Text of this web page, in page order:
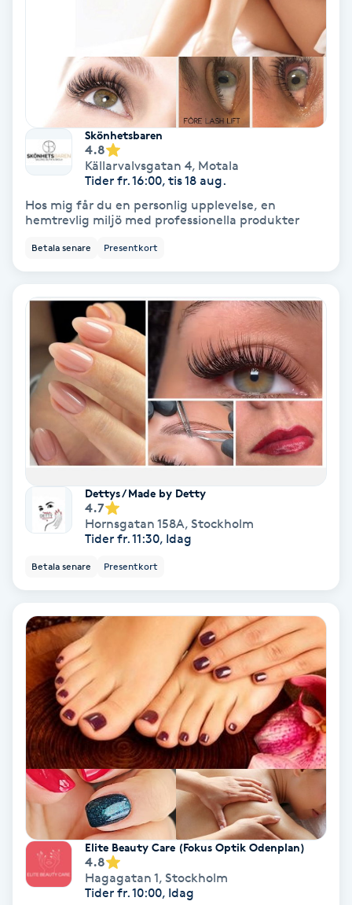
Nageltrång
Nagelvård
Naglar borttagning
Naglar reparation
Navelpiercing
NBE-massage
Ny frisyr
Olaplex
Olaplexbehandling
Ombre brows
Ombre naglar
Optiker
Ortobionomi
Ortopedi
Osteopati
Paraffinbehandling
Skönhetsbaren
4.8
Källarvalvsgatan 4, Motala
Tider fr. 16:00, tis 18 aug.
Hos mig får du en personlig upplevelse, en
hemtrevlig miljö med professionella produkter
Betala senare Presentkort
Dettys / Made by Detty
4.7
Hornsgatan 158A, Stockholm
Tider fr. 11:30, Idag
Betala senare Presentkort
Elite Beauty Care (Fokus Optik Odenplan)
4.8
Hagagatan 1, Stockholm
Tider fr. 10:00, Idag